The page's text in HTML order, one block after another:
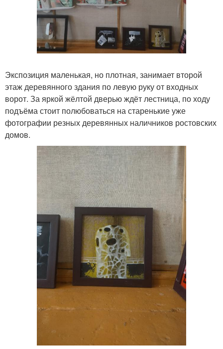
Экспозиция маленькая, но плотная, занимает второй
этаж деревянного здания по левую руку от входных
ворот. За яркой жёлтой дверью ждёт лестница, по ходу
подъёма стоит полюбоваться на старенькие уже
фотографии резных деревянных наличников ростовских
домов.